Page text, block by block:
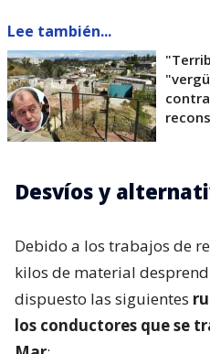
Lee también...
Desvíos y
Debido a los trabajos de
kilos de material
dispuesto las siguientes
los conductores que se